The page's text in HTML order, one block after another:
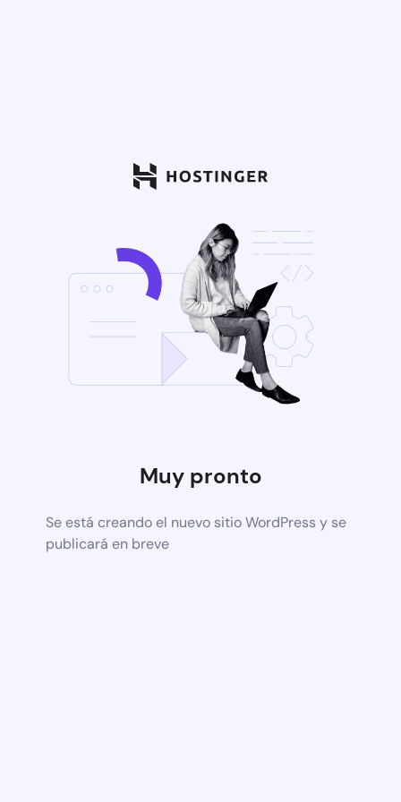
Muy pronto
Se está creando el nuevo sitio WordPress y se
publicará en breve